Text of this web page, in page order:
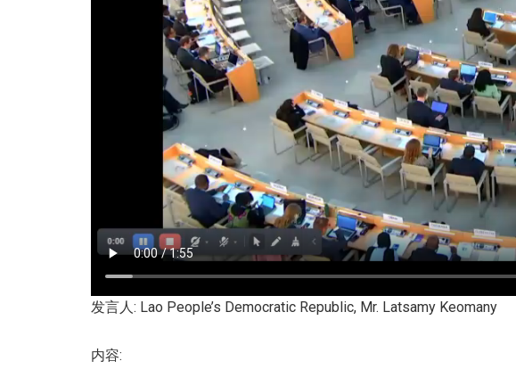
发言人: Lao People’s Democratic Republic, Mr. Latsamy Keomany
内容: